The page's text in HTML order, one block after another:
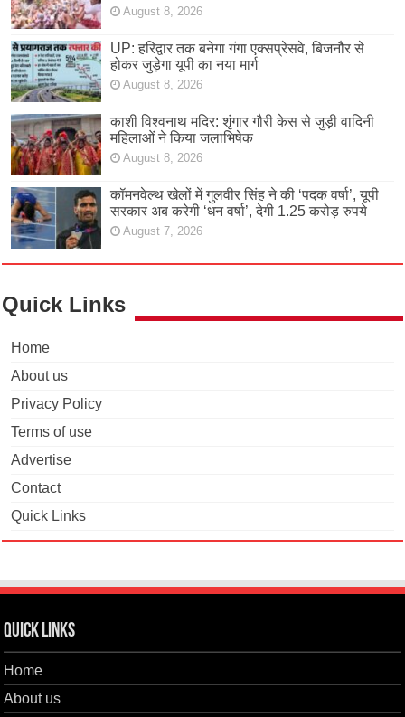
August 8, 2026
UP: हरिद्वार तक बनेगा गंगा एक्सप्रेसवे, बिजनौर से
होकर जुड़ेगा यूपी का नया मार्ग
August 8, 2026
काशी विश्वनाथ मदिर: शृंगार गौरी केस से जुड़ी वादिनी
महिलाओं ने किया जलाभिषेक
August 8, 2026
कॉमनवेल्थ खेलों में गुलवीर सिंह ने की ‘पदक वर्षा’, यूपी
सरकार अब करेगी ‘धन वर्षा’, देगी 1.25 करोड़ रुपये
August 7, 2026
Quick Links
Home
About us
Privacy Policy
Terms of use
Advertise
Contact
Quick Links
Quick Links
Home
About us